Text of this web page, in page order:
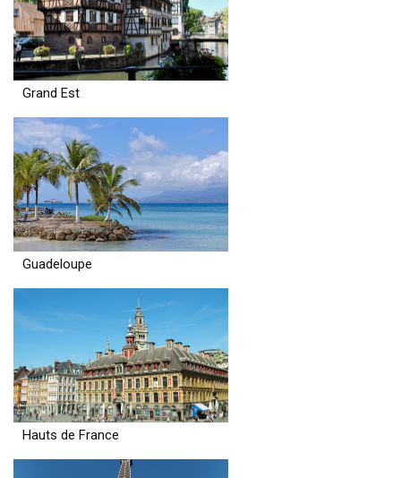
Grand Est
Guadeloupe
Hauts de France